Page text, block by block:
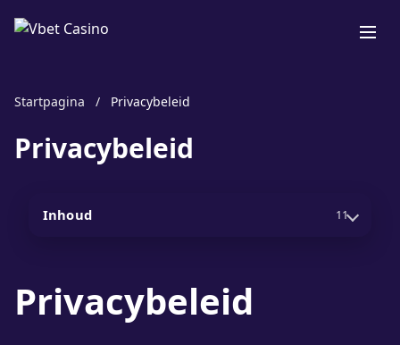
Startpagina / Privacybeleid
Privacybeleid
Inhoud 11
Privacybeleid